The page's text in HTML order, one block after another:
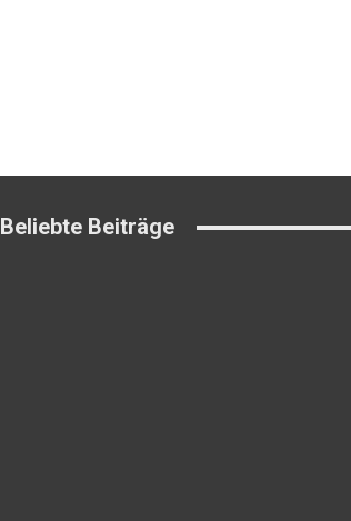
Beliebte Beiträge